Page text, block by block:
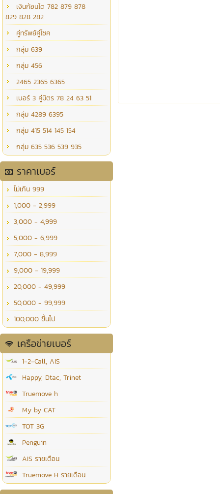
เงินก้อนโต 782 879 878
829 828 282
คู่ทรัพย์คู่โชค
กลุ่ม 639
กลุ่ม 456
2465 2365 6365
เบอร์ 3 คู่มิตร 78 24 63 51
กลุ่ม 4289 6395
กลุ่ม 415 514 145 154
กลุ่ม 635 536 539 935
ราคาเบอร์
ไม่เกิน 999
1,000 - 2,999
3,000 - 4,999
5,000 - 6,999
7,000 - 8,999
9,000 - 19,999
20,000 - 49,999
50,000 - 99,999
100,000 ขึ้นไป
เครือข่ายเบอร์
1-2-Call, AIS
Happy, Dtac, Trinet
Truemove h
My by CAT
TOT 3G
Penguin
AIS รายเดือน
Truemove H รายเดือน